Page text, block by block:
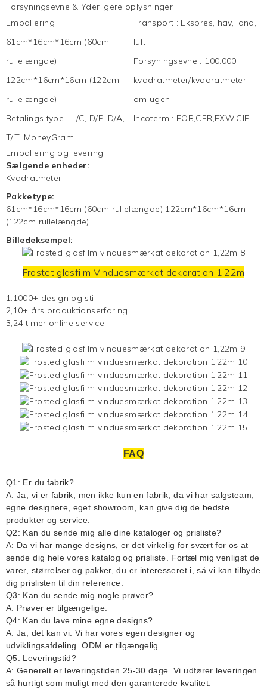
Forsyningsevne & Yderligere oplysninger
Emballering :
61cm*16cm*16cm (60cm
rullelængde)
122cm*16cm*16cm (122cm
rullelængde)
Transport : Ekspres, hav, land,
luft
Forsyningsevne : 100.000
kvadratmeter/kvadratmeter
om ugen
Betalings type : L/C, D/P, D/A,
T/T, MoneyGram
Incoterm : FOB,CFR,EXW,CIF
Emballering og levering
Sælgende enheder:
Kvadratmeter
Pakketype:
61cm*16cm*16cm (60cm rullelængde) 122cm*16cm*16cm
(122cm rullelængde)
Billedeksempel:
Frostet glasfilm Vinduesmærkat dekoration 1,22m
1.1000+ design og stil.
2,10+ års produktionserfaring.
3,24 timer online service.
FAQ
Q1: Er du fabrik?
A: Ja, vi er fabrik, men ikke kun en fabrik, da vi har salgsteam,
egne designere, eget showroom, kan give dig de bedste
produkter og service.
Q2: Kan du sende mig alle dine kataloger og prisliste?
A: Da vi har mange designs, er det virkelig for svært for os at
sende dig hele vores katalog og prisliste. Fortæl mig venligst de
varer, størrelser og pakker, du er interesseret i, så vi kan tilbyde
dig prislisten til din reference.
Q3: Kan du sende mig nogle prøver?
A: Prøver er tilgængelige.
Q4: Kan du lave mine egne designs?
A: Ja, det kan vi. Vi har vores egen designer og
udviklingsafdeling. ODM er tilgængelig.
Q5: Leveringstid?
A: Generelt er leveringstiden 25-30 dage. Vi udfører leveringen
så hurtigt som muligt med den garanterede kvalitet.